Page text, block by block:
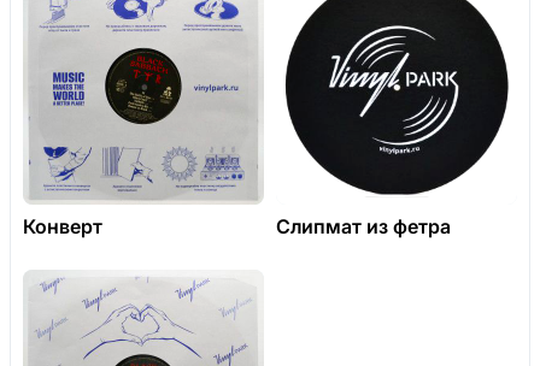
Конверт Слипмат из фетра